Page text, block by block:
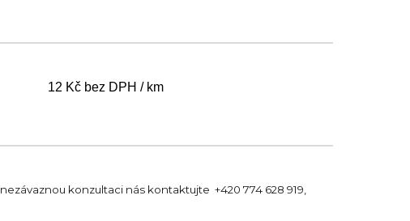
12 Kč bez DPH / km
konzultaci nás kontaktujte +420 774 628 919,